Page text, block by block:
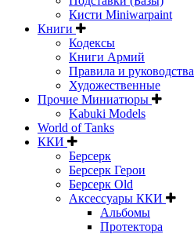
Кисти Miniwarpaint
Книги
Кодексы
Книги Армий
Правила и руководства
Художественные
Прочие Миниатюры
Kabuki Models
World of Tanks
ККИ
Берсерк
Берсерк Герои
Берсерк Old
Аксессуары ККИ
Альбомы
Протектора